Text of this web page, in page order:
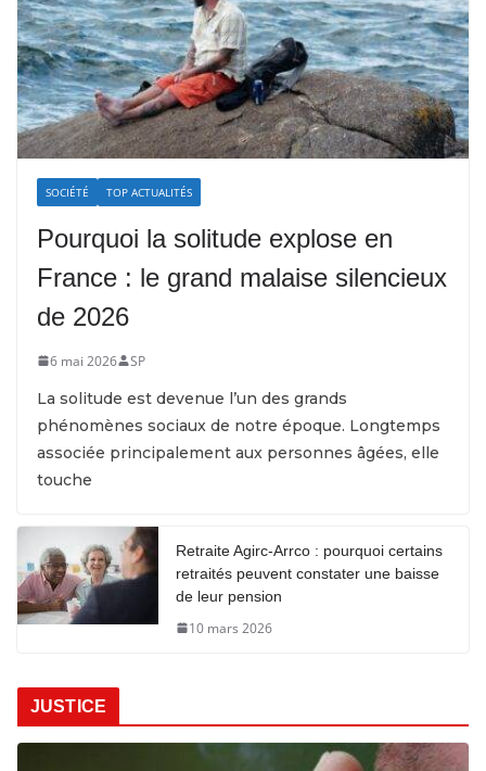
SOCIÉTÉ TOP ACTUALITÉS
Pourquoi la solitude explose en
France : le grand malaise silencieux
de 2026
6 mai 2026 SP
La solitude est devenue l’un des grands
phénomènes sociaux de notre époque. Longtemps
associée principalement aux personnes âgées, elle
touche
Retraite Agirc-Arrco : pourquoi certains
retraités peuvent constater une baisse
de leur pension
10 mars 2026
JUSTICE